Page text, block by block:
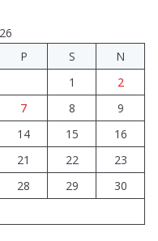
P S
N
1
2
7 8
9
14 15
16
21 22
23
28 29
30